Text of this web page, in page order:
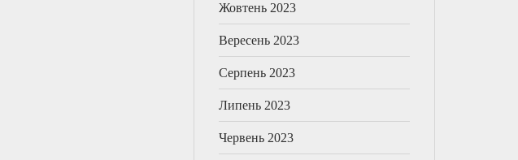
Жовтень 2023
Вересень 2023
Серпень 2023
Липень 2023
Червень 2023